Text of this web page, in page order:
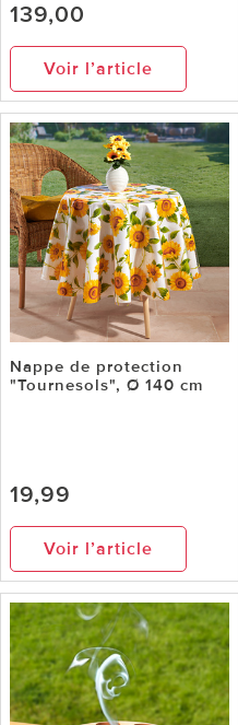
139,00
Voir l’article
Nappe de protection
"Tournesols", Ø 140 cm
19,99
Voir l’article